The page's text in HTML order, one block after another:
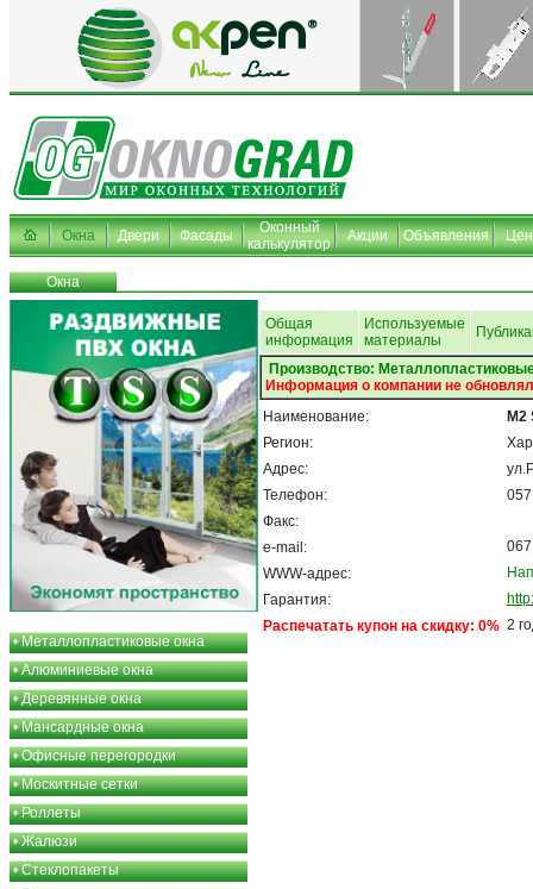
Окна Двери Фасады
Оконный
калькулятор
Акции Объявления
Окна
•Металлопластиковые окна
•Алюминиевые окна
•Деревянные окна
•Мансардные окна
•Офисные перегородки
•Москитные сетки
•Роллеты
•Жалюзи
•Стеклопакеты
Общая
информация
Используемые
материалы
Производство:
Информация о компании не
Наименование:
Регион:
Адрес:
Телефон:
Факс:
e-mail:
WWW-адрес:
Гарантия:
Распечатать купон на скидку: 0%
M2
2